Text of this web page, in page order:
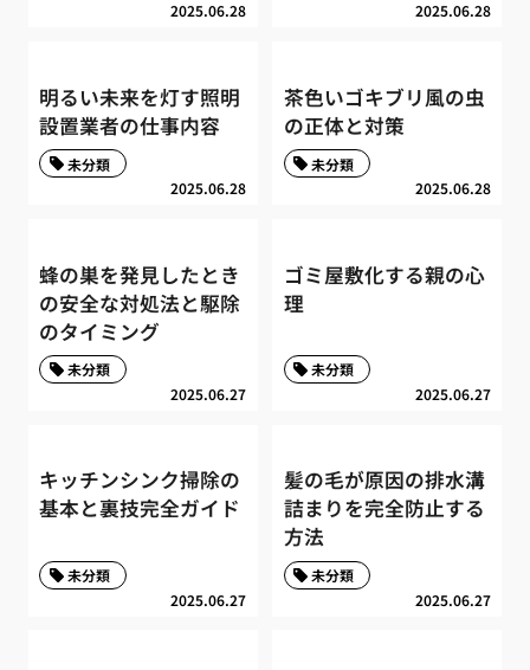
2025.06.28 2025.06.28
明るい未来を灯す照明
設置業者の仕事内容
2025.06.28
未分類
茶色いゴキブリ風の虫
の正体と対策
2025.06.28
未分類
蜂の巣を発見したとき
の安全な対処法と駆除
のタイミング
2025.06.27
未分類
ゴミ屋敷化する親の心
理
2025.06.27
未分類
キッチンシンク掃除の
基本と裏技完全ガイド
2025.06.27
未分類
髪の毛が原因の排水溝
詰まりを完全防止する
方法
2025.06.27
未分類